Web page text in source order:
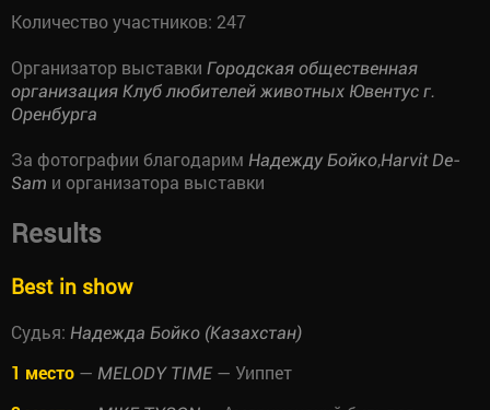
Количество участников: 247
Организатор выставки Городская общественная
организация Клуб любителей животных Ювентус г.
Оренбурга
За фотографии благодарим Надежду Бойко,Harvit De-
Sam и организатора выставки
Results
Best in show
Судья: Надежда Бойко (Казахстан)
1 место — MELODY TIME — Уиппет